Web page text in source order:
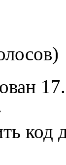
код